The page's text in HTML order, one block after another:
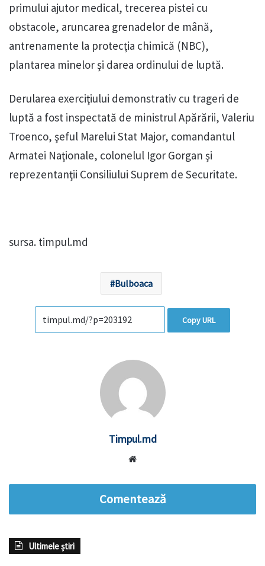
primului ajutor medical, trecerea pistei cu
obstacole, aruncarea grenadelor de mână,
antrenamente la protecţia chimică (NBC),
plantarea minelor şi darea ordinului de luptă.
Derularea exerciţiului demonstrativ cu trageri de
luptă a fost inspectată de ministrul Apărării, Valeriu
Troenco, şeful Marelui Stat Major, comandantul
Armatei Naţionale, colonelul Igor Gorgan şi
reprezentanţii Consiliului Suprem de Securitate.
sursa. timpul.md
Bulboaca
Copy URL
Timpul.md
Comentează
Ultimele știri